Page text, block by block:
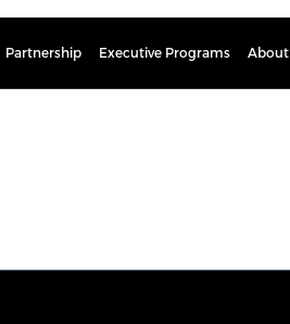
Partnership Executive Programs About